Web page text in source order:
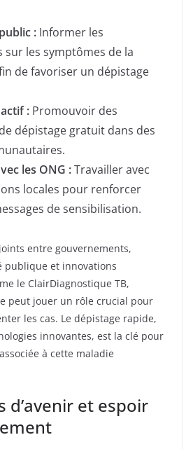
: Informer les
sur les symptômes de la
de favoriser un dépistage
: Promouvoir des
dépistage gratuit dans des
les ONG :Travailler avec
locales pour renforcer
de sensibilisation.
entre gouvernements,
publique et innovations
le ClairDiagnostique TB,
peut jouer un rôle crucial pour
les cas. Le dépistage rapide,
innovantes, est la clé pour
à cette maladie
d’avenir et espoir